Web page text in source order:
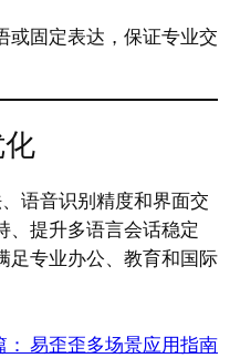
或固定表达，保证专业交
语音识别精度和界面交
、提升多语言会话稳定
足专业办公、教育和国际
易歪歪多场景应用指南